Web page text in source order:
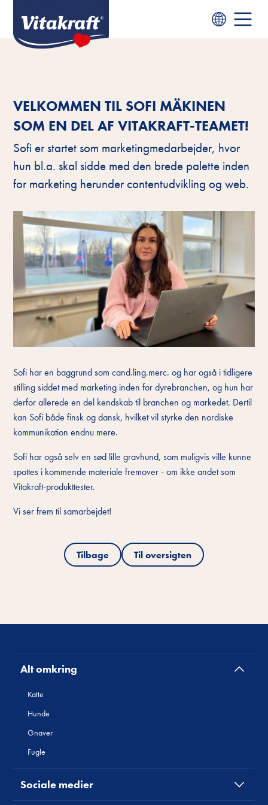
VELKOMMEN TIL SOFI MÄKINEN
SOM EN DEL AF VITAKRAFT-TEAMET!
Sofi er startet som marketingmedarbejder, hvor
hun bl.a. skal sidde med den brede palette inden
for marketing herunder contentudvikling og web.
Sofi har en baggrund som cand.ling.merc. og har også i tidligere
stilling siddet med marketing inden for dyrebranchen, og hun har
derfor allerede en del kendskab til branchen og markedet. Dertil
kan Sofi både finsk og dansk, hvilket vil styrke den nordiske
kommunikation endnu mere.
Sofi har også selv en sød lille gravhund, som muligvis ville kunne
spottes i kommende materiale fremover - om ikke andet som
Vitakraft-produkttester.
Vi ser frem til samarbejdet!
Tilbage Til oversigten
Alt omkring
Katte
Hunde
Gnaver
Fugle
Sociale medier